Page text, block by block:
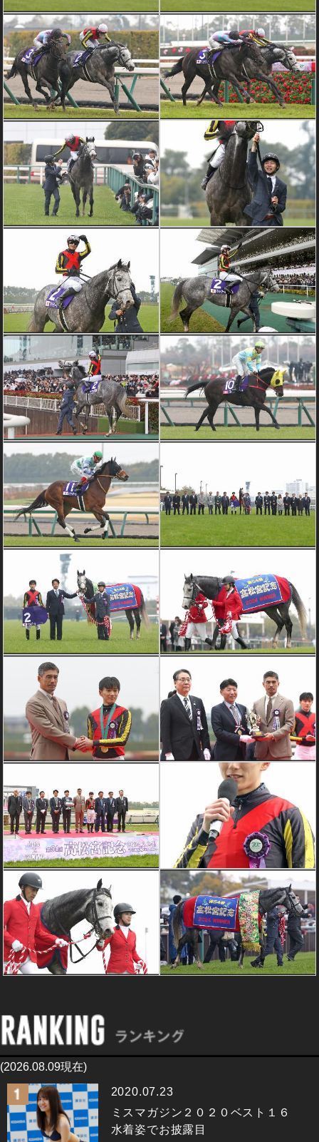
(2026.08.09現在)
2020.07.23
ミスマガジン２０２０ベスト１６
水着姿でお披露目